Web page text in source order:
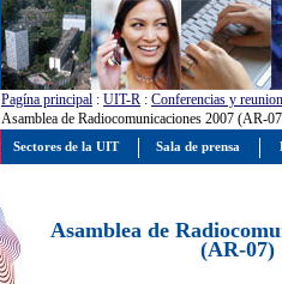
Pagína principal : UIT-R : Conferencias y
Asamblea de Radiocomunicaciones 2007 (AR-
Asamblea de
(AR-07)
Sectores de la UIT Sala de prensa